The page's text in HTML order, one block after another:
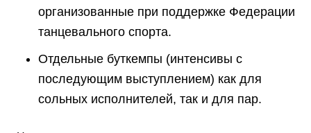
организованные при поддержке Федерации
танцевального спорта.
Отдельные буткемпы (интенсивы с
последующим выступлением) как для
сольных исполнителей, так и для пар.